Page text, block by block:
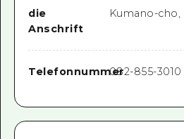
die
Anschrift
Kumano-cho,
Telefonnummer082-855-3010